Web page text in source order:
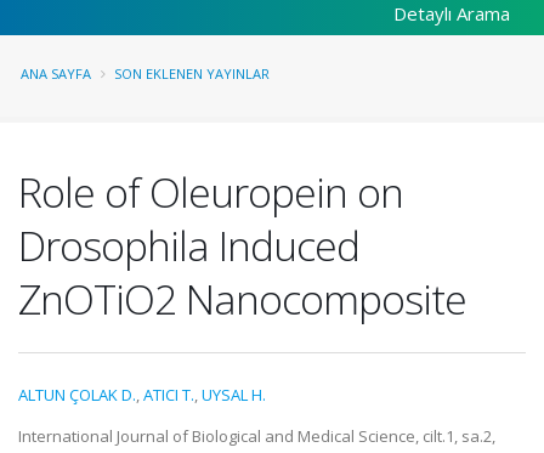
Detaylı Arama
ANA SAYFA SON EKLENEN YAYINLAR
Role of Oleuropein on
Drosophila Induced
ZnOTiO2 Nanocomposite
ALTUN ÇOLAK D.,ATICI T.,UYSAL H.
International Journal of Biological and Medical Science, cilt.1, sa.2,